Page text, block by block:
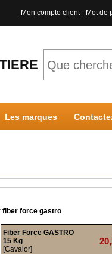
Mon compte client- Mot de
Les marques
fiber force gastro
Fiber Force GASTRO
15 Kg
[Cavalor]